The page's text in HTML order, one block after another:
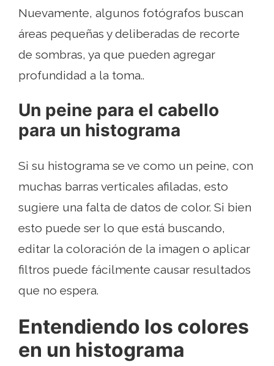
Nuevamente, algunos fotógrafos buscan
áreas pequeñas y deliberadas de recorte
de sombras, ya que pueden agregar
profundidad a la toma..
Un peine para el cabello
para un histograma
Si su histograma se ve como un peine, con
muchas barras verticales afiladas, esto
sugiere una falta de datos de color. Si bien
esto puede ser lo que está buscando,
editar la coloración de la imagen o aplicar
filtros puede fácilmente causar resultados
que no espera.
Entendiendo los colores
en un histograma